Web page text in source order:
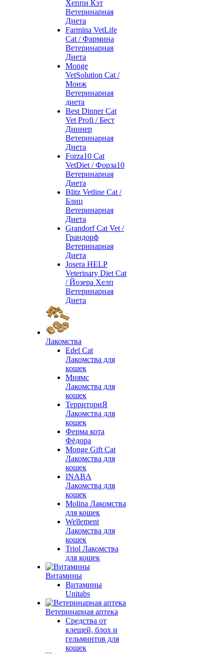
Хеппи Кэт
Ветеринарная
Диета
Farmina VetLife
Cat / Фармина
Ветеринарная
Диета
Monge
VetSolution Cat /
Монж
Ветеринарная
диета
Best Dinner Cat
Vet Profi / Бест
Диннер
Ветеринарная
Диета
Forza10 Cat
VetDiet / Форза10
Ветеринарная
Диета
Blitz Vetline Cat /
Блиц
Ветеринарная
Диета
Grandorf Cat Vet /
Грандорф
Ветеринарная
Диета
Josera HELP
Veterinary Diet Cat
/ Йозера Хелп
Ветеринарная
Диета
Лакомства
Edel Cat
Лакомства для
кошек
Мнямс
Лакомства для
кошек
ТерриториЯ
Лакомства для
кошек
Ферма кота
Фёдора
Monge Gift Cat
Лакомства для
кошек
INABA
Лакомства для
кошек
Molina Лакомства
для кошек
Wellement
Лакомства для
кошек
Triol Лакомства
для кошек
Витамины
Витамины
Unitabs
Ветеринарная аптека
Средства от
клещей, блох и
гельминтов для
кошек